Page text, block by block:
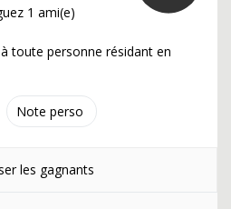
Note perso
1 ami(e)
toute personne résidant en
les gagnants